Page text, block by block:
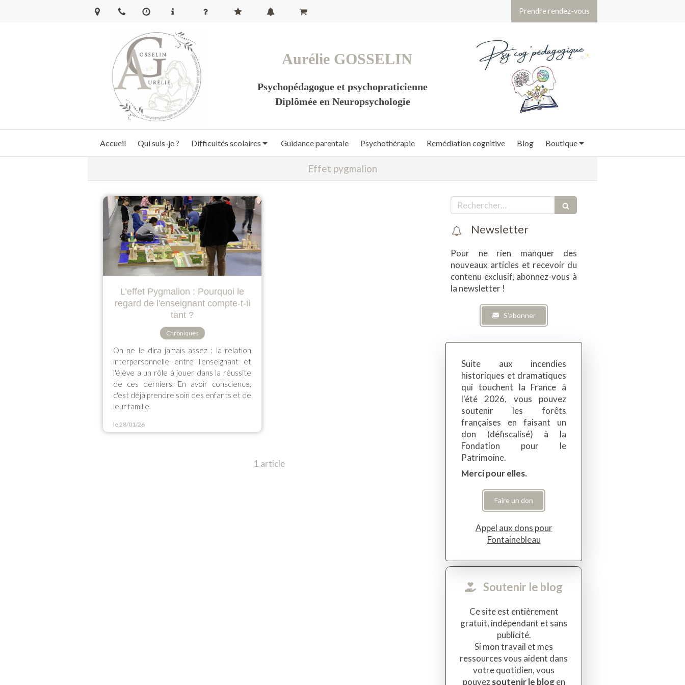
Prendre rendez-vous
Aurélie GOSSELIN
Psychopédagogue et psychopraticienne
Diplômée en Neuropsychologie
Accueil Qui suis-je ? Difficultés scolaires Guidance parentale Psychothérapie Remédiation cognitive Blog Boutique
Effet pygmalion
L’effet Pygmalion : Pourquoi le
regard de l'enseignant compte-t-il
tant ?
Chroniques
On ne le dira jamais assez : la relation
interpersonnelle entre l'enseignant et
l'élève a un rôle à jouer dans la réussite
de ces derniers. En avoir conscience,
c'est déjà prendre soin des enfants et de
leur famille.
le 28/01/26
1 article
Rechercher
Newsletter
Pour ne rien manquer des
nouveaux articles et recevoir du
contenu exclusif, abonnez-vous à
la newsletter !
S'abonner
Suite aux incendies
historiques et dramatiques
qui touchent la France à
l'été 2026, vous pouvez
soutenir les forêts
françaises en faisant un
don (défiscalisé) à la
Fondation pour le
Patrimoine.
Merci pour elles.
Faire un don
Appel aux dons pour
Fontainebleau
Soutenir le blog
Ce site est entièrement
gratuit, indépendant et sans
publicité.
Si mon travail et mes
ressources vous aident dans
votre quotidien, vous
pouvezsoutenir le blogen